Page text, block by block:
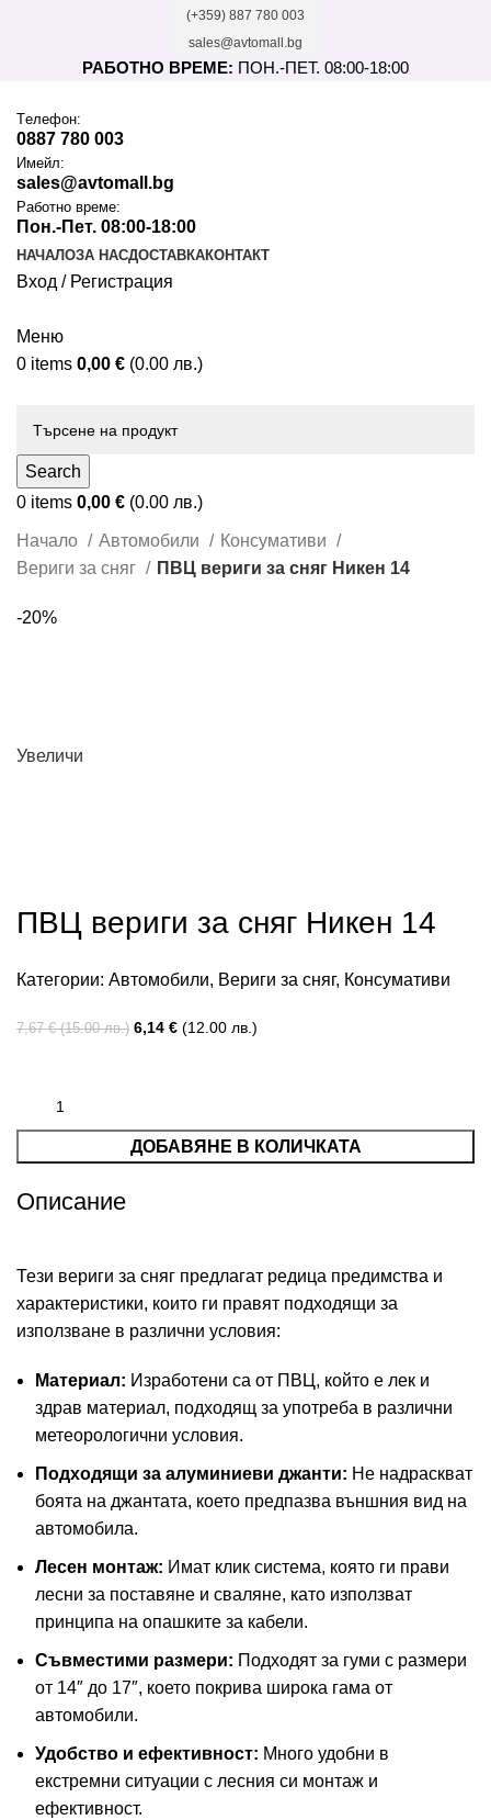
(+359) 887 780 003
sales@avtomall.bg
РАБОТНО ВРЕМЕ: ПОН.-ПЕТ. 08:00-18:00
Tелефон:
0887 780 003
Имейл:
sales@avtomall.bg
Работно време:
Пон.-Пет. 08:00-18:00
НАЧАЛОЗА НАСДОСТАВКАКОНТАКТ
Вход / Регистрация
Меню
0 items 0,00 € (0.00 лв.)
Search
0 items 0,00 € (0.00 лв.)
Начало Автомобили
Консумативи
Вериги за сняг
ПВЦ вериги за сняг Никен 14
-20%
Увеличи
ПВЦ вериги за сняг Никен 14
Категории: Автомобили, Вериги за сняг, Консумативи
7,67€ (15.00 лв.) 6,14 € (12.00 лв.)
ДОБАВЯНЕ В КОЛИЧКАТА
Описание
Тези вериги за сняг предлагат редица предимства и
характеристики, които ги правят подходящи за
използване в различни условия:
Материал: Изработени са от ПВЦ, който е лек и
здрав материал, подходящ за употреба в различни
метеорологични условия.
Подходящи за алуминиеви джанти: Не надраскват
боята на джантата, което предпазва външния вид на
автомобила.
Лесен монтаж: Имат клик система, която ги прави
лесни за поставяне и сваляне, като използват
принципа на опашките за кабели.
Съвместими размери: Подходят за гуми с размери
от 14″ до 17″, което покрива широка гама от
автомобили.
Удобство и ефективност: Много удобни в
екстремни ситуации с лесния си монтаж и
ефективност.